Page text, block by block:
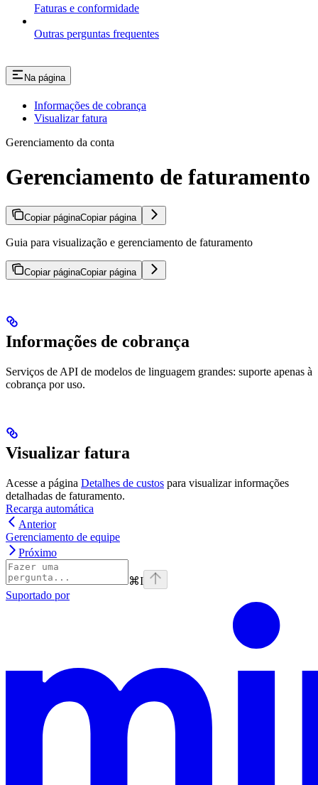
Faturas e conformidade
Outras perguntas frequentes
Na página
Informações de cobrança
Visualizar fatura
Gerenciamento da conta
Gerenciamento de faturamento
Copiar páginaCopiar página
Guia para visualização e gerenciamento de faturamento
Copiar páginaCopiar página
Informações de cobrança
Serviços de API de modelos de linguagem grandes: suporte apenas à
cobrança por uso.
Visualizar fatura
Acesse a página Detalhes de custos para visualizar informações
detalhadas de faturamento.
Recarga automática
Anterior
Gerenciamento de equipe
Próximo
⌘I
Suportado por